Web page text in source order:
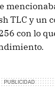
TLC y un
con lo